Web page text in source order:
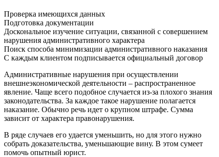
Проверка имеющихся данных
Подготовка документации
Доскональное изучение ситуации, связанной с совершением
нарушения административного характера
Поиск способа минимизации административного наказания
С каждым клиентом подписывается официальный договор
Административные нарушения при осуществлении
внешнеэкономической деятельности – распространенное
явление. Чаще всего подобное случается из-за плохого знания
законодательства. За каждое такое нарушение полагается
наказание. Обычно речь идет о крупном штрафе. Сумма
зависит от характера правонарушения.
В ряде случаев его удается уменьшить, но для этого нужно
собрать доказательства, уменьшающие вину. В этом сумеет
помочь опытный юрист.